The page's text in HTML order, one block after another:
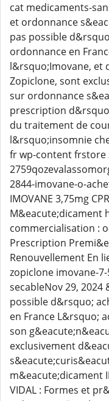
cat medicaments-
et ordonnance
pas possible
ordonnance en
l&rsquo;Imovane, et
Zopiclone, sont
sur ordonnance
prescription
du traitement de
l&rsquo;insomnie
fr wp-content frstore
2844-imovane-o-
IMOVANE 3,75mg
M&eacute;dicament
commercialisation :
Prescription
Renouvellement En
zopiclone imovane-
secableNov 29,
possible d&rsquo;
en France L&rsquo;
son
exclusivement
m&eacute;dicament
VIDAL : Formes et